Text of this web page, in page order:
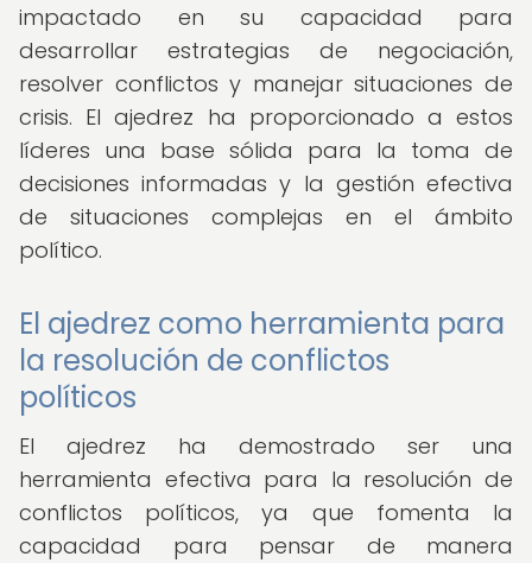
impactado en su capacidad para
desarrollar estrategias de negociación,
resolver conflictos y manejar situaciones de
crisis. El ajedrez ha proporcionado a estos
líderes una base sólida para la toma de
decisiones informadas y la gestión efectiva
de situaciones complejas en el ámbito
político.
El ajedrez como herramienta para
la resolución de conflictos
políticos
El ajedrez ha demostrado ser una
herramienta efectiva para la resolución de
conflictos políticos, ya que fomenta la
capacidad para pensar de manera